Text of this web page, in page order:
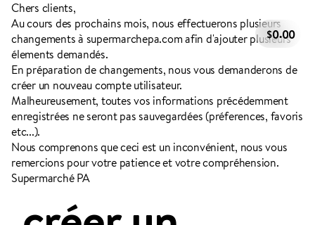
0.00
NOUS SOMMES PA
COMMANDES EN LIGNE
CIRCULAIRES
NOUS JOINDRE
Chers clients,
Au cours des prochains mois, nous effectuerons plusieurs
changements à supermarchepa.com afin d'ajouter plusieurs
élements demandés.
En préparation de changements, nous vous demanderons de
créer un nouveau compte utilisateur.
Malheureusement, toutes vos informations précédemment
enregistrées ne seront pas sauvegardées (préferences, favoris
etc...).
Nous comprenons que ceci est un inconvénient, nous vous
remercions pour votre patience et votre compréhension.
Supermarché PA
Spéciaux de la semaineVos favorisBoulangerieBoissons
Déjeuner Produits en conserve
Condiments, huiles et vinaigresProduits laitiers
Charcuterie et prêt-à-mangerPoisson et fruits de mer
Fruits fraisLégumes fraisProduits surgelésSanté et beauté
Articles ménagersIngrédientsViandes et volailles
Noix et fruits secs
Collections PA